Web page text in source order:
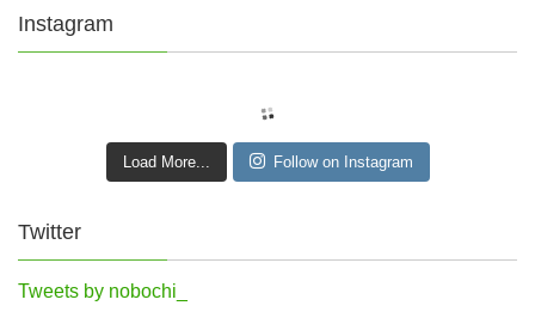
Instagram
Load More... Follow on Instagram
Twitter
Tweets by nobochi_